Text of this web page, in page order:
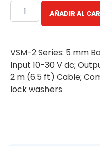
AÑADIR AL
VSM-2 Series: 5 mm
Input 10-30 V dc;
2 m (6.5 ft) Cable;
lock washers